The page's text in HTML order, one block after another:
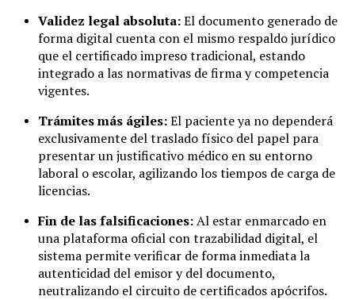
Validez legal absoluta:El documento generado de
forma digital cuenta con el mismo respaldo jurídico
que el certificado impreso tradicional, estando
integrado a las normativas de firma y competencia
vigentes.
Trámites más ágiles:El paciente ya no dependerá
exclusivamente del traslado físico del papel para
presentar un justificativo médico en su entorno
laboral o escolar, agilizando los tiempos de carga de
licencias.
Fin de las falsificaciones:Al estar enmarcado en
una plataforma oficial con trazabilidad digital, el
sistema permite verificar de forma inmediata la
autenticidad del emisor y del documento,
neutralizando el circuito de certificados apócrifos.